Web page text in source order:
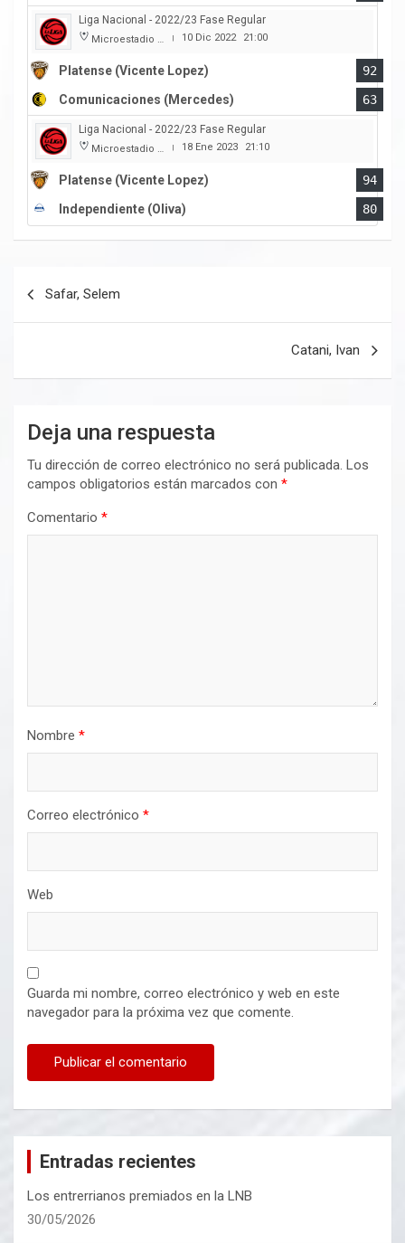
Liga Nacional - 2022/23 Fase Regular
Microestadio Ciudad de Vicente Lopez | 10 Dic 2022 21:00
Platense (Vicente Lopez)
92
Comunicaciones (Mercedes)
63
Liga Nacional - 2022/23 Fase Regular
Microestadio Ciudad de Vicente Lopez | 18 Ene 2023 21:10
Platense (Vicente Lopez)
94
Independiente (Oliva)
80
Safar, Selem
Catani, Ivan
Deja una respuesta
Tu dirección de correo electrónico no será publicada. Los
campos obligatorios están marcados con *
Comentario *
Nombre *
Correo electrónico *
Web
Guarda mi nombre, correo electrónico y web en este
navegador para la próxima vez que comente.
Entradas recientes
Los entrerrianos premiados en la LNB
30/05/2026